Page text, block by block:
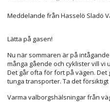
Meddelande från Hasselö Sladö
Lätta på gasen!
Nu när sommaren är på
många gående och cyklister vill vi
Det går ofta för fort på vägen.
tunga transporter. Ta det
Varma valborgshälsningar från